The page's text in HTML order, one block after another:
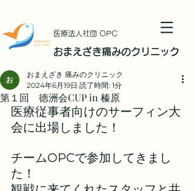
​医療法人社団 OPC
おまえざき痛みのクリニック
第１回 徳洲会CUP in 榛原
おまえざき 痛みのクリニック
2024年6月19日 読了時間: 1分
医療従事者向けのサーフィン大
会に出場しました！
チームOPCで参加してきまし
た！